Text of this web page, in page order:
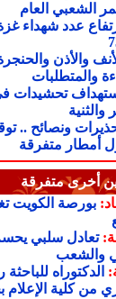
الشعبي العام
عدد شهداء
والأذن
والمتطلبات
تحشيدات
والثنية
ونصائح ..
أمطار متفرقة
أخرى متفرقة
بورصة الكويت
تعادل سلبي
والشعب
الدكتوراه
من كلية الإعلام